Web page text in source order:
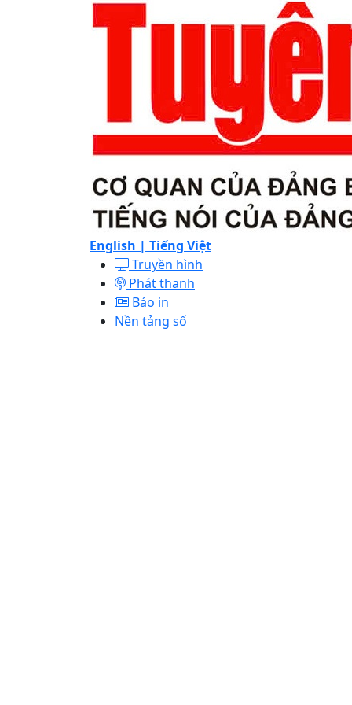
English | Tiếng Việt
Truyền hình
Phát thanh
Báo in
Nền tảng số